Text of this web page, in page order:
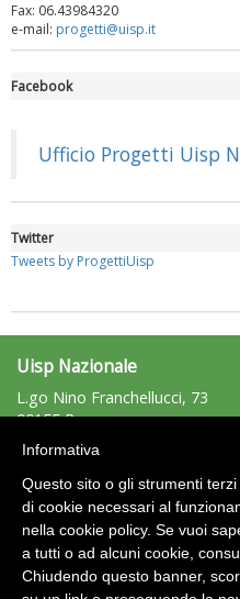
rivoluzioni"
Tiziano Pesce a Radio
Fax: 06.43984320
e-mail: progetti@uisp.it
Facebook
Ufficio Progetti Uisp
Twitter
Tweets by ProgettiUisp
Uisp Nazionale
L.go Nino Franchellucci, 73
00155 Roma
Tel: 06.439841 - Fax:
C.F.: 97029170582
Area Riservata 2.0
Informativa
Questo sito o gli strumenti
di cookie necessari al
nella cookie policy. Se vuoi
a tutti o ad alcuni cookie,
Chiudendo questo banner,